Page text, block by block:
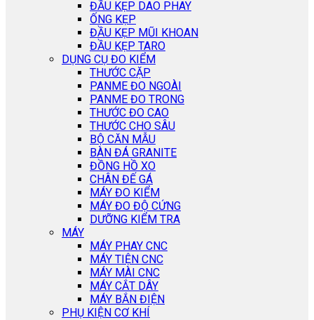
ĐẦU KẸP DAO PHAY
ỐNG KẸP
ĐẦU KẸP MŨI KHOAN
ĐẦU KẸP TARO
DỤNG CỤ ĐO KIỂM
THƯỚC CẶP
PANME ĐO NGOÀI
PANME ĐO TRONG
THƯỚC ĐO CAO
THƯỚC CHO SÂU
BỘ CĂN MẪU
BÀN ĐÁ GRANITE
ĐỒNG HỒ XO
CHÂN ĐẾ GÁ
MÁY ĐO KIỂM
MÁY ĐO ĐỘ CỨNG
DƯỠNG KIỂM TRA
MÁY
MÁY PHAY CNC
MÁY TIỆN CNC
MÁY MÀI CNC
MÁY CẮT DÂY
MÁY BẮN ĐIỆN
PHỤ KIỆN CƠ KHÍ